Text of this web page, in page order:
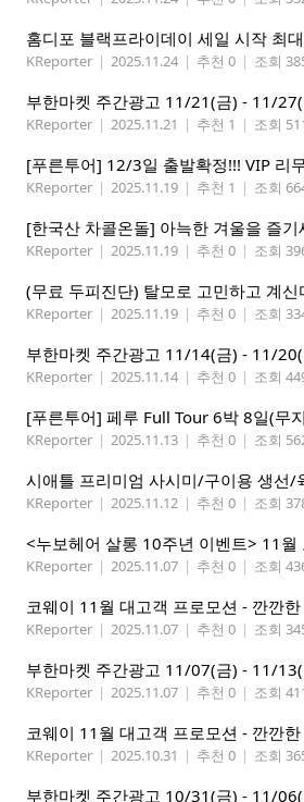
홈디포 블랙프라이데이 세일 시작 최
KReporter | 2025.11.24 | 추천 0 | 조회
부한마켓 주간광고 11/21(금) - 11/
KReporter | 2025.11.21 | 추천 1 | 조회
KReporter | 2025.11.19 | 추천 1 | 조회
[한국산 차콜온돌] 아늑한 겨울을 즐기
KReporter | 2025.11.19 | 추천 0 | 조회
(무료 두피진단) 탈모로 고민하고 계
KReporter | 2025.11.19 | 추천 0 | 조회
부한마켓 주간광고 11/14(금) - 11/
KReporter | 2025.11.14 | 추천 0 | 조회
KReporter | 2025.11.13 | 추천 0 | 조회
KReporter | 2025.11.12 | 추천 0 | 조회
<누보헤어 살롱 10주년 이벤트> 11월
KReporter | 2025.11.07 | 추천 0 | 조회
코웨이 11월 대고객 프로모션 - 깐깐한
KReporter | 2025.11.07 | 추천 0 | 조회
부한마켓 주간광고 11/07(금) - 11/
KReporter | 2025.11.07 | 추천 0 | 조회
코웨이 11월 대고객 프로모션 - 깐깐한
KReporter | 2025.10.31 | 추천 0 | 조회
부한마켓 주간광고 10/31(금) - 11/